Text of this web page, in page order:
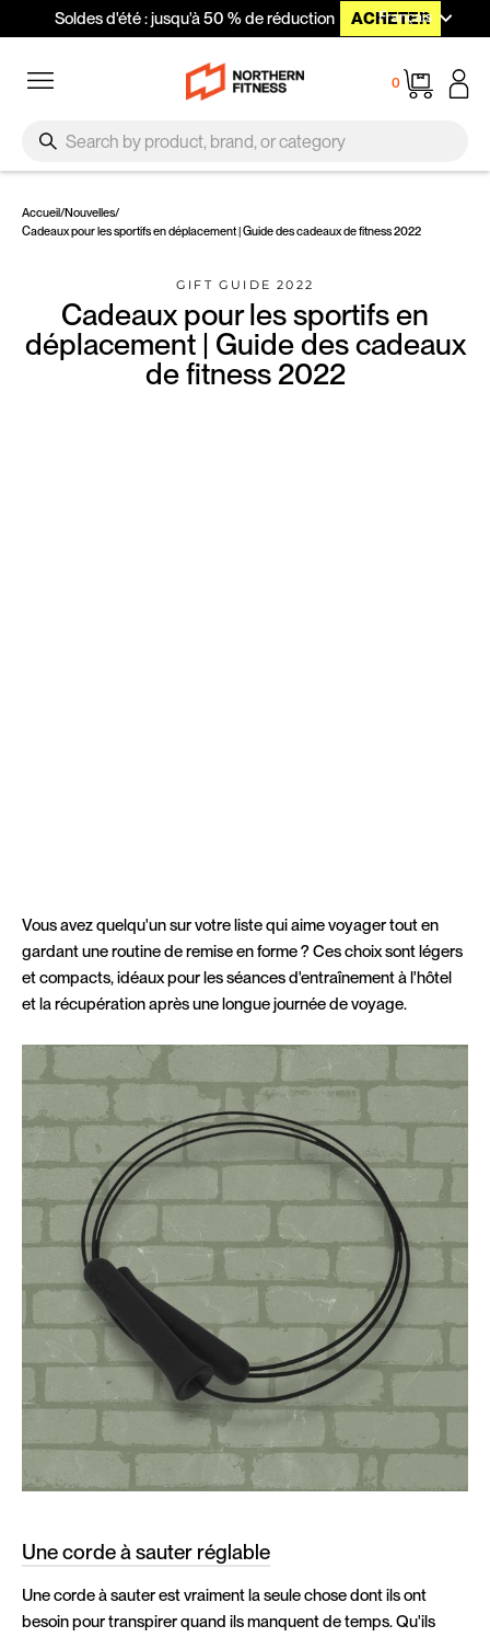
Passer au contenuSoldes d'été : jusqu'à 50 % de réduction ACHETER
Langue
Français
0
Panier
Recherche
Accueil/Nouvelles/
Cadeaux pour les sportifs en déplacement | Guide des cadeaux de fitness 2022
GIFT GUIDE 2022
Cadeaux pour les sportifs en
déplacement | Guide des cadeaux
de fitness 2022
Vous avez quelqu'un sur votre liste qui aime voyager tout en
gardant une routine de remise en forme ? Ces choix sont légers
et compacts, idéaux pour les séances d'entraînement à l'hôtel
et la récupération après une longue journée de voyage.
Une corde à sauter réglable
Une corde à sauter est vraiment la seule chose dont ils ont
besoin pour transpirer quand ils manquent de temps. Qu'ils